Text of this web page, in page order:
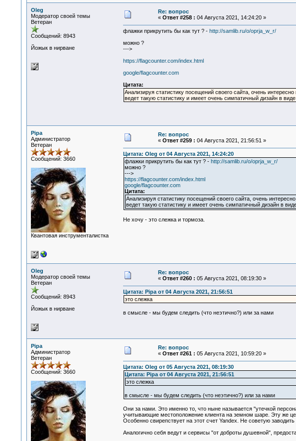
Oleg
Модератор своей темы
Ветеран
Сообщений: 8943
Йожык в нирване
Re: вопрос
« Ответ #258 : 04 Августа 2021, 14:24:20 »
флажки прикрутить бы как тут ? - http://samlib.ru/o/oprja_w_r/
можно ?
--->
https://flagcounter.com/index.html
google/flagcounter.com
Цитата:
Анализируя статистику посещений своего сайта, очень
ведет такую статистику и имеет очень симпатичный дизайн в
Pipa
Администратор
Ветеран
Сообщений: 3660
Квантовая инструменталистка
Re: вопрос
« Ответ #259 : 04 Августа 2021, 21:56:51 »
Цитата: Oleg от 04 Августа 2021, 14:24:20
флажки прикрутить бы как тут ? - http://samlib.ru/o/oprja_w_r/
можно ?
--->
https://flagcounter.com/index.html
google/flagcounter.com
Цитата:
Анализируя статистику посещений своего сайта, очень
ведет такую статистику и имеет очень симпатичный дизайн в
Не хочу - это слежка и тормоза.
Oleg
Модератор своей темы
Ветеран
Сообщений: 8943
Йожык в нирване
Re: вопрос
« Ответ #260 : 05 Августа 2021, 08:19:30 »
Цитата: Pipa от 04 Августа 2021, 21:56:51
это слежка
в смысле - мы будем следить (что неэтично?) или за нами
Pipa
Администратор
Ветеран
Сообщений: 3660
Re: вопрос
« Ответ #261 : 05 Августа 2021, 10:59:20 »
Цитата: Oleg от 05 Августа 2021, 08:19:30
Цитата: Pipa от 04 Августа 2021, 21:56:51
это слежка
в смысле - мы будем следить (что неэтично?) или за нами
Они за нами. Это именно то, что ныне называется "утечкой
учитывающие местоположение клиента на земном шаре. Эту же
Особенно свирепствует на этот счет Yandex. Не советую
Аналогично себя ведут и сервисы "от доброты душевной",